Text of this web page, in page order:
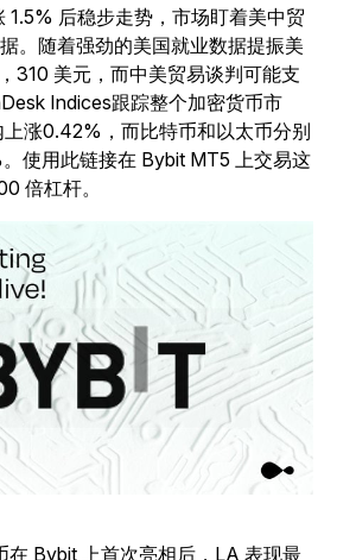
1.5% 后稳步走势，市场盯着美中贸
。随着强劲的美国就业数据提振美
310 美元，而中美贸易谈判可能支
Indices跟踪整个加密货币市
涨0.42%，而比特币和以太币分别
使用此链接在 Bybit MT5 上交易这
倍杠杆。
在 Bybit 上首次亮相后，LA 表现最